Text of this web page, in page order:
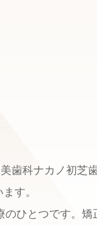
歯科ナカノ初芝
す。
ひとつです。